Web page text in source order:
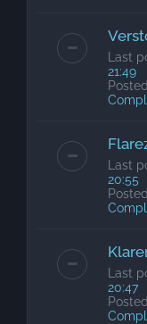
Last
21:49
Last
20:55
Last
20:47